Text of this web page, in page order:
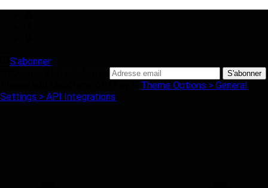
S'abonner
Theme Options > General
Settings > API Integrations